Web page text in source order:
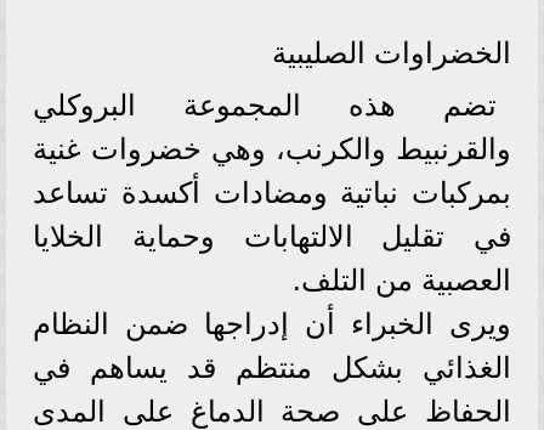
الخضراوات الصليبية
تضم هذه المجموعة البروكلي
والقرنبيط والكرنب، وهي خضروات غنية
بمركبات نباتية ومضادات أكسدة تساعد
في تقليل الالتهابات وحماية الخلايا
العصبية من التلف.
ويرى الخبراء أن إدراجها ضمن النظام
الغذائي بشكل منتظم قد يساهم في
الحفاظ على صحة الدماغ على المدى